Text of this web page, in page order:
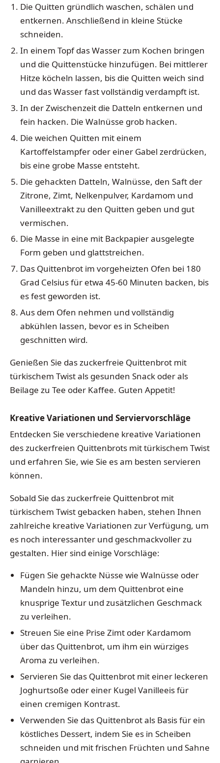
Die Quitten gründlich waschen, schälen und
entkernen. Anschließend in kleine Stücke
schneiden.
In einem Topf das Wasser zum Kochen bringen
und die Quittenstücke hinzufügen. Bei mittlerer
Hitze köcheln lassen, bis die Quitten weich sind
und das Wasser fast vollständig verdampft ist.
In der Zwischenzeit die Datteln entkernen und
fein hacken. Die Walnüsse grob hacken.
Die weichen Quitten mit einem
Kartoffelstampfer oder einer Gabel zerdrücken,
bis eine grobe Masse entsteht.
Die gehackten Datteln, Walnüsse, den Saft der
Zitrone, Zimt, Nelkenpulver, Kardamom und
Vanilleextrakt zu den Quitten geben und gut
vermischen.
Die Masse in eine mit Backpapier ausgelegte
Form geben und glattstreichen.
Das Quittenbrot im vorgeheizten Ofen bei 180
Grad Celsius für etwa 45-60 Minuten backen, bis
es fest geworden ist.
Aus dem Ofen nehmen und vollständig
abkühlen lassen, bevor es in Scheiben
geschnitten wird.
Genießen Sie das zuckerfreie Quittenbrot mit
türkischem Twist als gesunden Snack oder als
Beilage zu Tee oder Kaffee. Guten Appetit!
Kreative Variationen und Serviervorschläge
Entdecken Sie verschiedene kreative Variationen
des zuckerfreien Quittenbrots mit türkischem Twist
und erfahren Sie, wie Sie es am besten servieren
können.
Sobald Sie das zuckerfreie Quittenbrot mit
türkischem Twist gebacken haben, stehen Ihnen
zahlreiche kreative Variationen zur Verfügung, um
es noch interessanter und geschmackvoller zu
gestalten. Hier sind einige Vorschläge:
Fügen Sie gehackte Nüsse wie Walnüsse oder
Mandeln hinzu, um dem Quittenbrot eine
knusprige Textur und zusätzlichen Geschmack
zu verleihen.
Streuen Sie eine Prise Zimt oder Kardamom
über das Quittenbrot, um ihm ein würziges
Aroma zu verleihen.
Servieren Sie das Quittenbrot mit einer leckeren
Joghurtsoße oder einer Kugel Vanilleeis für
einen cremigen Kontrast.
Verwenden Sie das Quittenbrot als Basis für ein
köstliches Dessert, indem Sie es in Scheiben
schneiden und mit frischen Früchten und Sahne